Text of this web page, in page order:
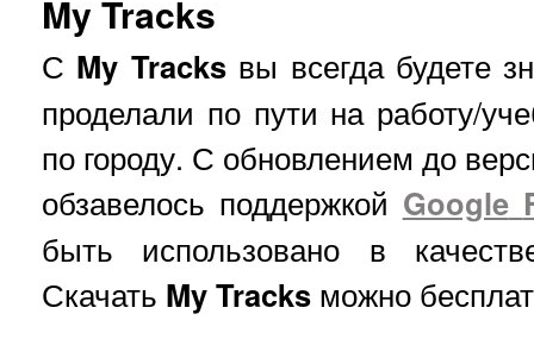
My Tracks
С My Tracksвы всегда будете
проделали по пути на работу/
по городу. С обновлением до
обзавелось поддержкой Google
быть использовано в
Скачать MyTracks можно